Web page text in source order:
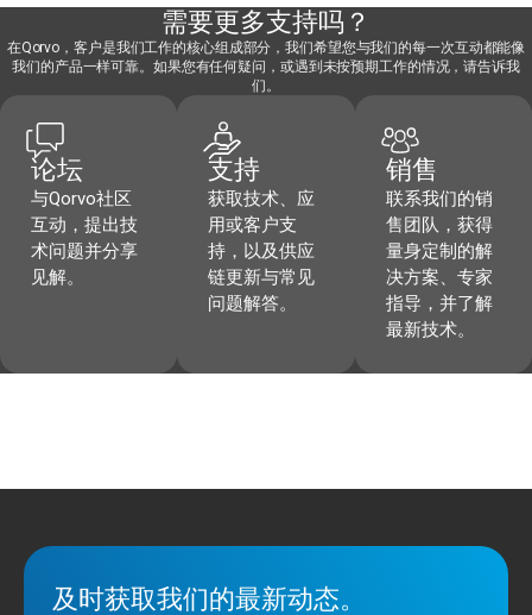
需要更多支持吗？
在Qorvo，客户是我们工作的核心组成部分，我们希望您与我们的每一次互动都能像
我们的产品一样可靠。如果您有任何疑问，或遇到未按预期工作的情况，请告诉我
们。
论坛
与Qorvo社区
互动，提出技
术问题并分享
见解。
支持
获取技术、应
用或客户支
持，以及供应
链更新与常见
问题解答。
销售
联系我们的销
售团队，获得
量身定制的解
决方案、专家
指导，并了解
最新技术。
及时获取我们的最新动态。